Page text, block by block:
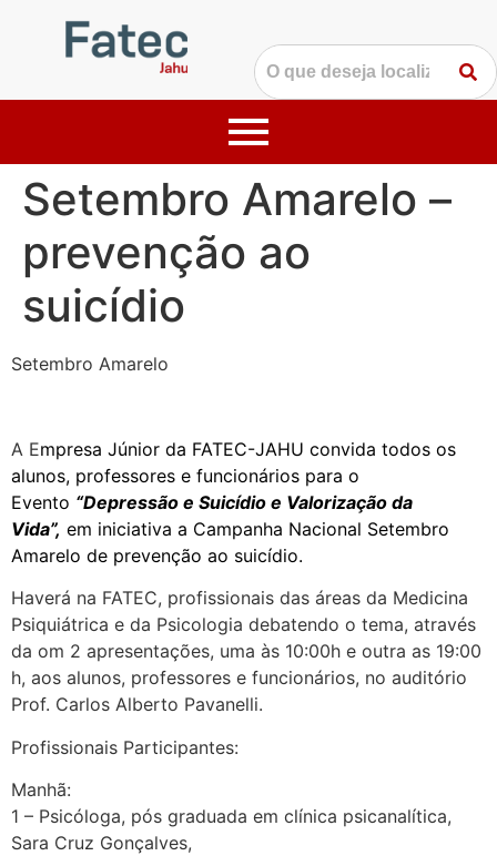
Setembro Amarelo –
prevenção ao
suicídio
Setembro Amarelo
A Empresa Júnior da FATEC-JAHU convida todos os
alunos, professores e funcionários para o
Evento “Depressão e Suicídio e Valorização da
Vida”, em iniciativa a Campanha Nacional Setembro
Amarelo de prevenção ao suicídio.
Haverá na FATEC, profissionais das áreas da Medicina
Psiquiátrica e da Psicologia debatendo o tema, através
da om 2 apresentações, uma às 10:00h e outra as 19:00
h, aos alunos, professores e funcionários, no auditório
Prof. Carlos Alberto Pavanelli.
Profissionais Participantes:
Manhã:
1 – Psicóloga, pós graduada em clínica psicanalítica,
Sara Cruz Gonçalves,